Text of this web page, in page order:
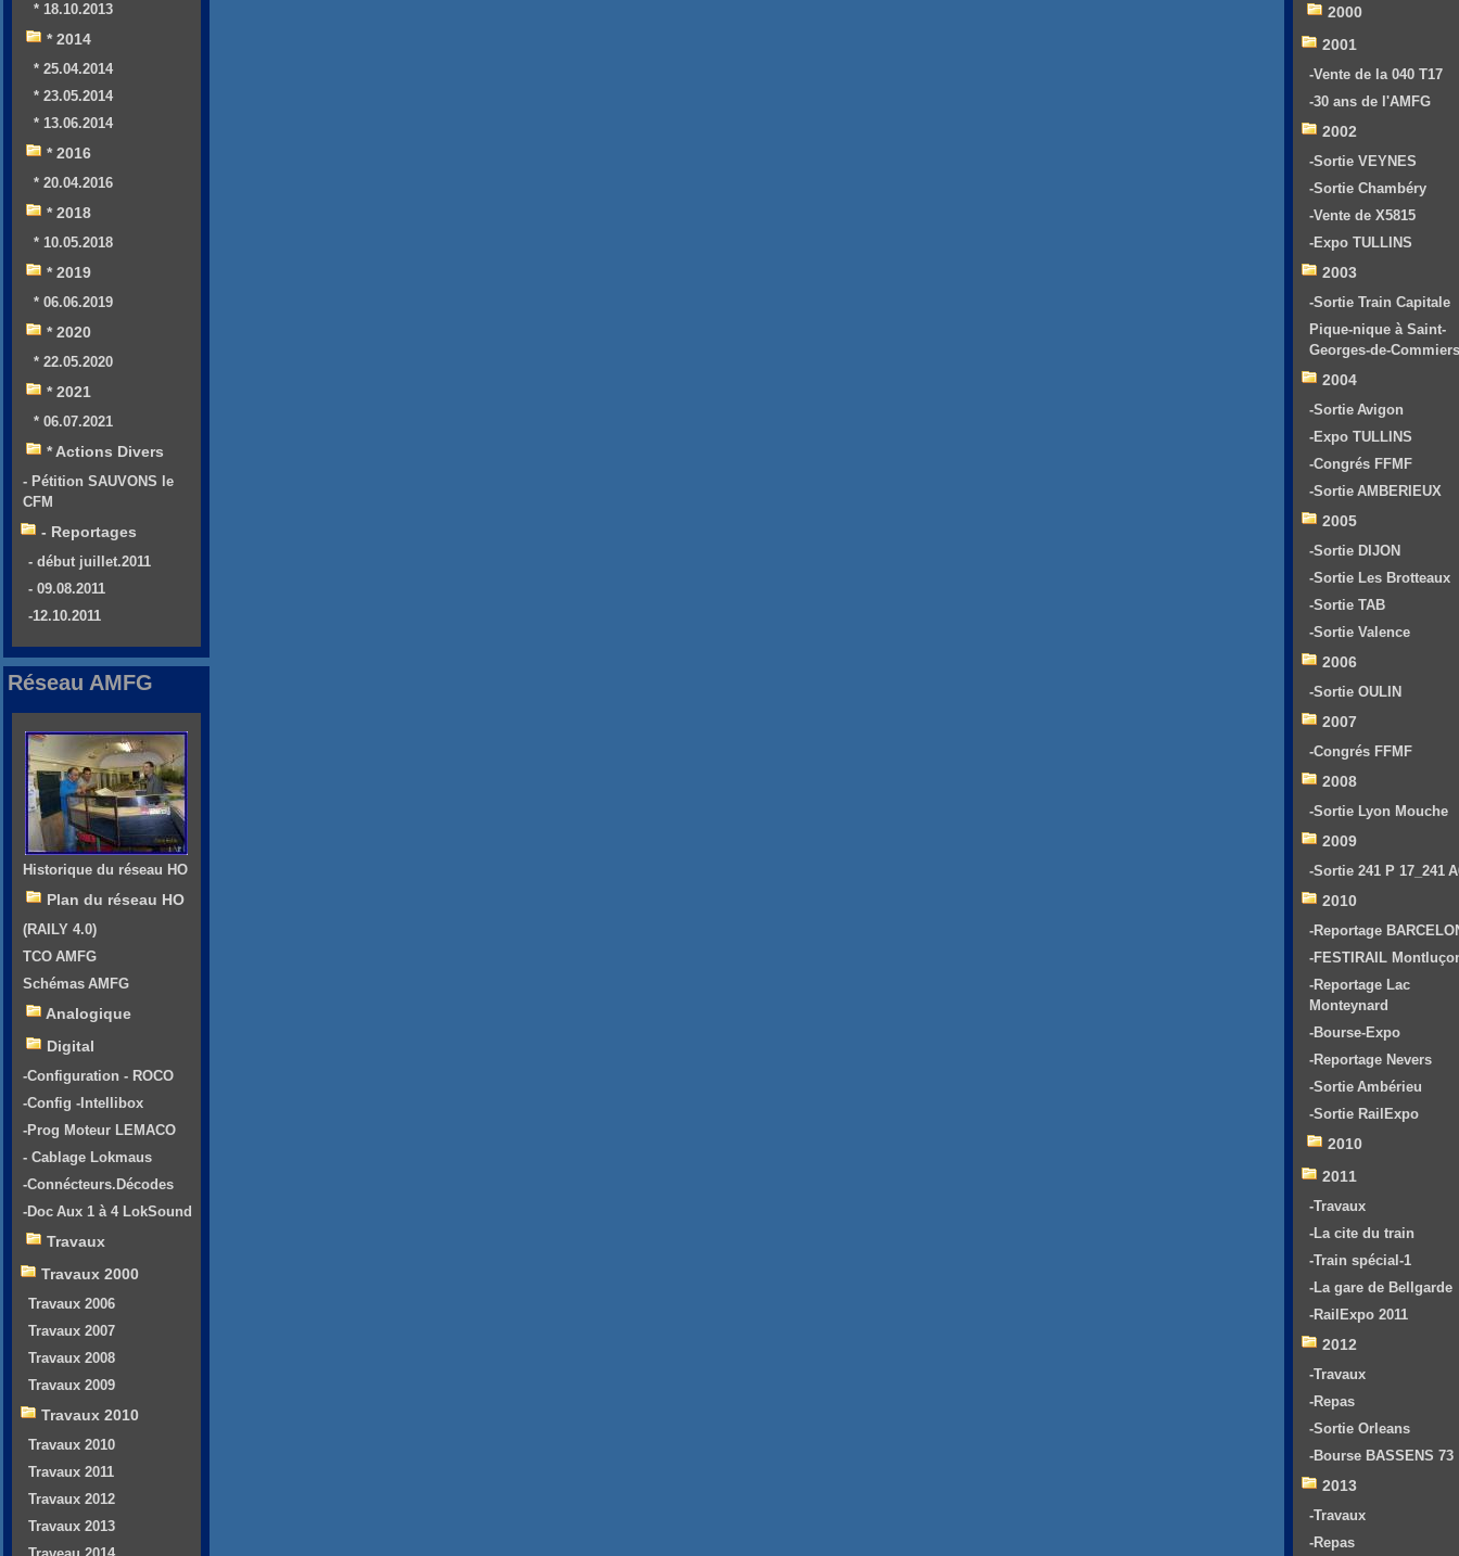
* 18.10.2013
* 2014
* 25.04.2014
* 23.05.2014
* 13.06.2014
* 2016
* 20.04.2016
* 2018
* 10.05.2018
* 2019
* 06.06.2019
* 2020
* 22.05.2020
* 2021
* 06.07.2021
* Actions Divers
- Pétition SAUVONS le
CFM
- Reportages
- début juillet.2011
- 09.08.2011
-12.10.2011
Réseau AMFG
Historique du réseau HO
Plan du réseau HO
(RAILY 4.0)
TCO AMFG
Schémas AMFG
Analogique
Digital
-Configuration - ROCO
-Config -Intellibox
-Prog Moteur LEMACO
- Cablage Lokmaus
-Connécteurs.Décodes
-Doc Aux 1 à 4 LokSound
Travaux
Travaux 2000
Travaux 2006
Travaux 2007
Travaux 2008
Travaux 2009
Travaux 2010
Travaux 2010
Travaux 2011
Travaux 2012
Travaux 2013
2000
2001
-Vente de la 040 T17
-30 ans de l'AMFG
2002
-Sortie VEYNES
-Sortie Chambéry
-Vente de X5815
-Expo TULLINS
2003
-Sortie Train Capitale
Pique-nique à Saint-
Georges-de-Commiers
2004
-Sortie Avigon
-Expo TULLINS
-Congrés FFMF
-Sortie AMBERIEUX
2005
-Sortie DIJON
-Sortie Les Brotteaux
-Sortie TAB
-Sortie Valence
2006
-Sortie OULIN
2007
-Congrés FFMF
2008
-Sortie Lyon Mouche
2009
-Sortie 241 P 17_241
2010
-Reportage
-FESTIRAIL
-Reportage Lac
Monteynard
-Bourse-Expo
-Reportage Nevers
-Sortie Ambérieu
-Sortie RailExpo
2010
2011
-Travaux
-La cite du train
-Train spécial-1
-La gare de Bellgarde
-RailExpo 2011
2012
-Travaux
-Repas
-Sortie Orleans
-Bourse BASSENS 73
2013
-Travaux
-Repas